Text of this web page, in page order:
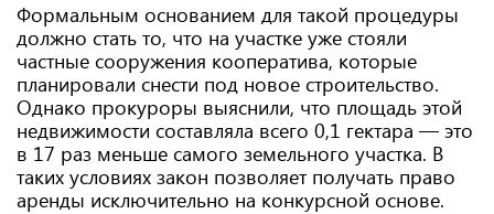
Формальным основанием для такой процедуры
должно стать то, что на участке уже стояли
частные сооружения кооператива, которые
планировали снести под новое строительство.
Однако прокуроры выяснили, что площадь этой
недвижимости составляла всего 0,1 гектара — это
в 17 раз меньше самого земельного участка. В
таких условиях закон позволяет получать право
аренды исключительно на конкурсной основе.